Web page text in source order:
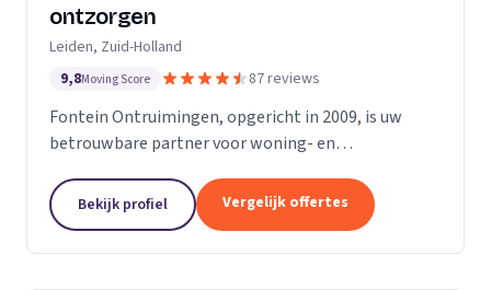
ontzorgen
Leiden, Zuid-Holland
9,8Moving Score 87 reviews
Fontein Ontruimingen, opgericht in 2009, is uw
betrouwbare partner voor woning- en
opleveringen. Met onze diensten, die zich
uitstrekken over Midden- en...
Bekijk profiel Vergelijk offertes